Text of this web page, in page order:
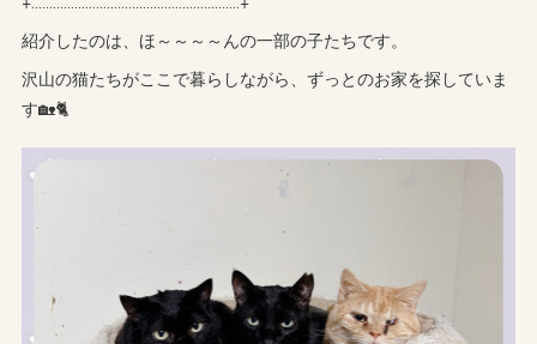
紹介したのは、ほ～～～～んの一部の子たちです。
沢山の猫たちがここで暮らしながら、ずっとのお家を探していま
す🏡🐈